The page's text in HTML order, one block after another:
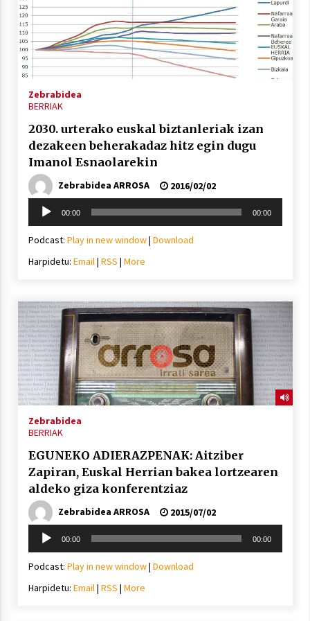
Zebrabidea
BERRIAK
2030. urterako euskal biztanleriak izan
dezakeen beherakadaz hitz egin dugu
Imanol Esnaolarekin
Zebrabidea ARROSA
2016/02/02
Soinu
erreproduzigailua
00:00 00:00
Podcast: Play in new window| Download
Harpidetu: Email| RSS | More
Zebrabidea
BERRIAK
EGUNEKO ADIERAZPENAK: Aitziber
Zapiran, Euskal Herrian bakea lortzearen
aldeko giza konferentziaz
Zebrabidea ARROSA
2015/07/02
Soinu
erreproduzigailua
00:00 00:00
Podcast: Play in new window| Download
Harpidetu: Email| RSS | More